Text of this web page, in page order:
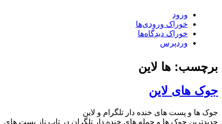
ورود
خوراک ورودی‌ها
خوراک دیدگاه‌ها
وردپرس
برچسب: ها لاین
جوک های لاین
جوک ها و پست های خنده دار تلگرام و لاین
جدیدترین جوک ها و جمله های خنده دار تلگران در تاپ ناز پست های